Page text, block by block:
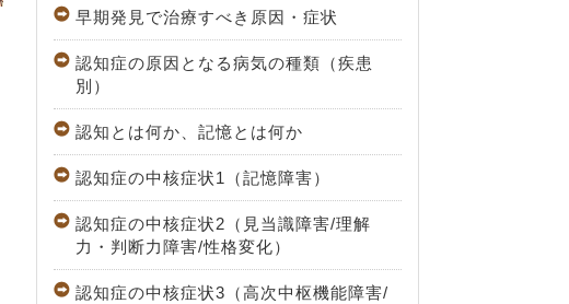
早期発見で治療すべき原因・症状
認知症の原因となる病気の種類（疾患
別）
認知とは何か、記憶とは何か
認知症の中核症状1（記憶障害）
認知症の中核症状2（見当識障害/理解
力・判断力障害/性格変化）
認知症の中核症状3（高次中枢機能障害/